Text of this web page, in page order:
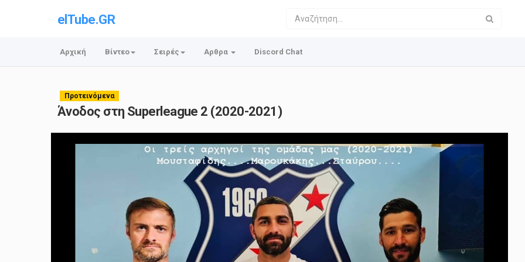
elTube.GR
Αρχική Βίντεο Σειρές Αρθρα Discord Chat
Προτεινόμενα
Άνοδος στη Superleague 2 (2020-2021)